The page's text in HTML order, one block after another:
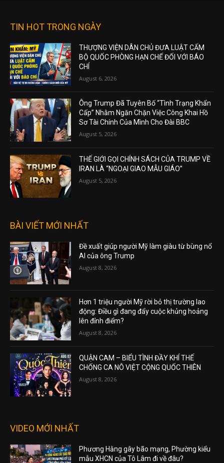
TIN HOT TRONG NGÀY
THƯỢNG VIỆN DÂN CHỦ ĐƯA LUẬT CẤM
BỘ QUỐC PHÒNG HẠN CHẾ ĐỐI VỚI BÁO
CHÍ
August 6, 2026
Ông Trump Đã Tuyên Bố “Tình Trạng Khẩn
Cấp” Nhằm Ngăn Chặn Việc Công Khai Hồ
Sơ Tài Chính Của Mình Cho Đài BBC
August 5, 2026
THẾ GIỚI GỌI CHÍNH SÁCH CỦA TRUMP VỀ
IRAN LÀ “NGOẠI GIAO MẪU GIÁO”
August 5, 2026
BÀI VIẾT MỚI NHẤT
Đề xuất giúp người Mỹ làm giàu từ bùng nổ
AI của ông Trump
August 8, 2026
Hơn 1 triệu người Mỹ rời bỏ thị trường lao
động: Điều gì đang đẩy cuộc khủng hoảng
lên đỉnh điểm?
August 8, 2026
QUẬN CAM – BIỂU TÌNH ĐẦY KHÍ THẾ
CHỐNG CA NÔ VIỆT CỘNG QUỐC THIÊN
August 8, 2026
VIDEO MỚI NHẤT
Phương Hằng gây bão mạng, Phường kiểu
mẫu XHCN của Tô Lâm đi về đâu?